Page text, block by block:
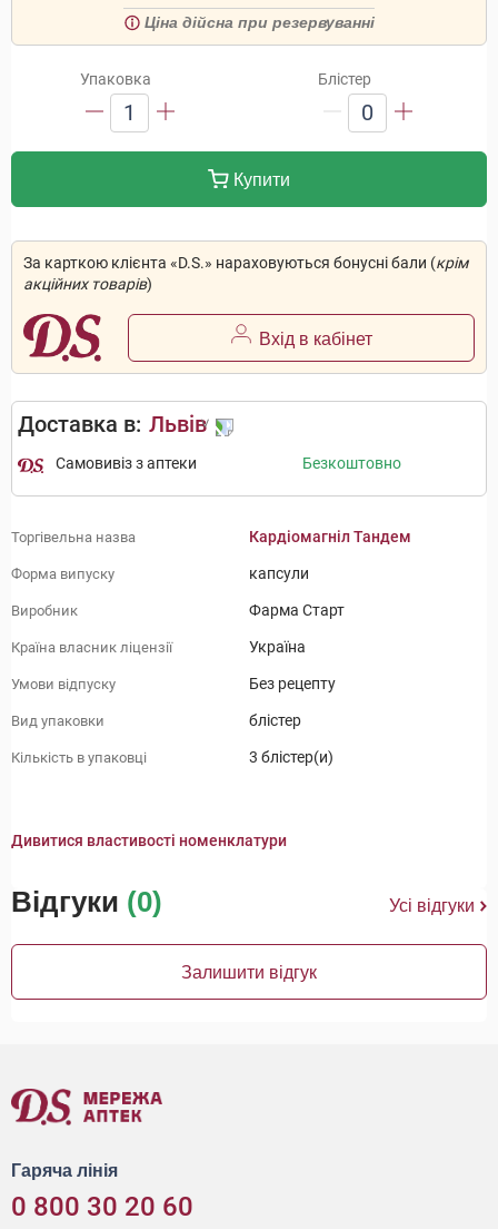
Ціна дійсна при резервуванні
Упаковка
1
Блістер
0
Купити
За карткою клієнта «D.S.» нараховуються бонусні бали (крім
акційних товарів)
Вхід в кабінет
Доставка в: Львів
Самовивіз з аптеки Безкоштовно
Торгівельна назва Кардіомагніл Тандем
Форма випуску капсули
Виробник Фарма Старт
Країна власник ліцензії Україна
Умови відпуску Без рецепту
Вид упаковки блістер
Кількість в упаковці 3 блістер(и)
Дивитися властивості номенклатури
Відгуки (0) Усі відгуки
Залишити відгук
Гаряча лінія
0 800 30 20 60